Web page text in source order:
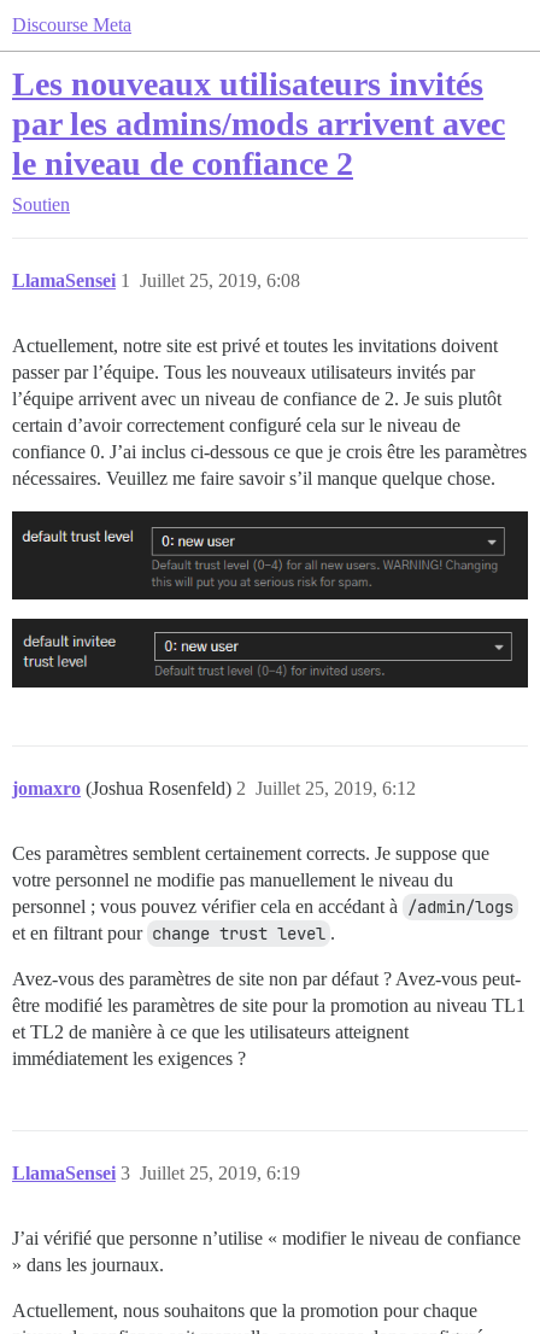
Discourse Meta
Les nouveaux utilisateurs invités
par les admins/mods arrivent avec
le niveau de confiance 2
Soutien
LlamaSensei Juillet 25, 2019, 6:08
1
Actuellement, notre site est privé et toutes les invitations doivent
passer par l’équipe. Tous les nouveaux utilisateurs invités par
l’équipe arrivent avec un niveau de confiance de 2. Je suis plutôt
certain d’avoir correctement configuré cela sur le niveau de
confiance 0. J’ai inclus ci-dessous ce que je crois être les paramètres
nécessaires. Veuillez me faire savoir s’il manque quelque chose.
jomaxro (Joshua Rosenfeld) Juillet 25, 2019, 6:12
2
Ces paramètres semblent certainement corrects. Je suppose que
votre personnel ne modifie pas manuellement le niveau du
personnel ; vous pouvez vérifier cela en accédant à
/admin/logs
et en filtrant pour change trust level .
Avez-vous des paramètres de site non par défaut ? Avez-vous peut-
être modifié les paramètres de site pour la promotion au niveau TL1
et TL2 de manière à ce que les utilisateurs atteignent
immédiatement les exigences ?
LlamaSensei Juillet 25, 2019, 6:19
3
J’ai vérifié que personne n’utilise « modifier le niveau de confiance
» dans les journaux.
Actuellement, nous souhaitons que la promotion pour chaque